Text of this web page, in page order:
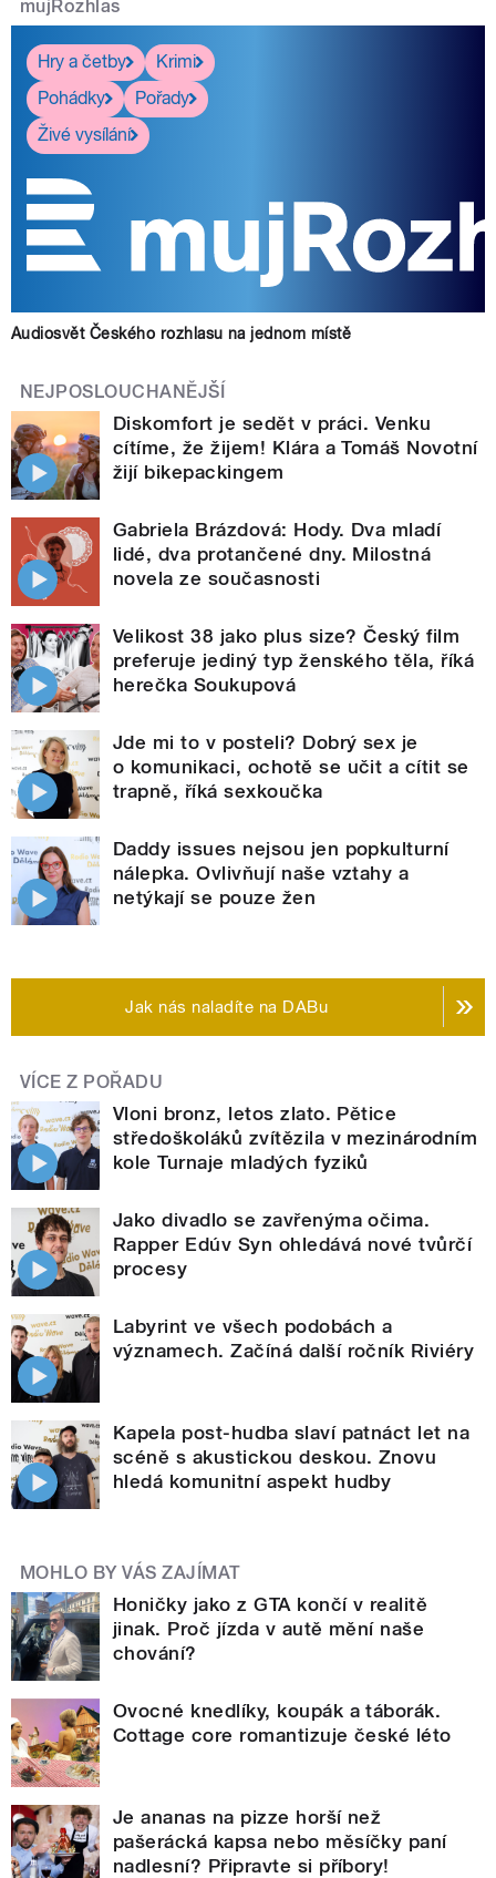
mujRozhlas
Hry a četby
Krimi
Pohádky
Pořady
Živé vysílání
Audiosvět Českého rozhlasu na jednom místě
NEJPOSLOUCHANĚJŠÍ
Diskomfort je sedět v práci. Venku
cítíme, že žijem! Klára a Tomáš Novotní
žijí bikepackingem
Gabriela Brázdová: Hody. Dva mladí
lidé, dva protančené dny. Milostná
novela ze současnosti
Velikost 38 jako plus size? Český film
preferuje jediný typ ženského těla, říká
herečka Soukupová
Jde mi to v posteli? Dobrý sex je
o komunikaci, ochotě se učit a cítit se
trapně, říká sexkoučka
Daddy issues nejsou jen popkulturní
nálepka. Ovlivňují naše vztahy a
netýkají se pouze žen
Jak nás naladíte na DABu
VÍCE Z POŘADU
Vloni bronz, letos zlato. Pětice
středoškoláků zvítězila v mezinárodním
kole Turnaje mladých fyziků
Jako divadlo se zavřenýma očima.
Rapper Edúv Syn ohledává nové tvůrčí
procesy
Labyrint ve všech podobách a
významech. Začíná další ročník Riviéry
Kapela post-hudba slaví patnáct let na
scéně s akustickou deskou. Znovu
hledá komunitní aspekt hudby
MOHLO BY VÁS ZAJÍMAT
Honičky jako z GTA končí v realitě
jinak. Proč jízda v autě mění naše
chování?
Ovocné knedlíky, koupák a táborák.
Cottage core romantizuje české léto
Je ananas na pizze horší než
pašerácká kapsa nebo měsíčky paní
nadlesní? Připravte si příbory!